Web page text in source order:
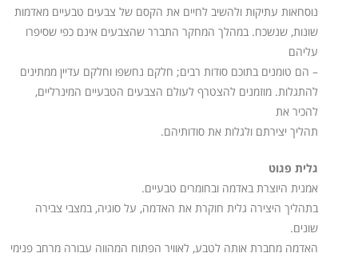
נוסחאות עתיקות ולהשיב לחיים את הקסם של צבעים טבעיים מאדמות
שונות, שנשכח. במהלך המחקר התברר שהצבעים אינם כפי שסיפרו
עליהם
– הם טומנים בתוכם סודות רבים; חלקם נחשפו וחלקם עדיין ממתינים
להתגלות. מוזמנים להצטרף לעולם הצבעים הטבעיים המינרליים,
להכיר את
תהליך יצירתם ולגלות את סודותיהם.
גלית פגוט
אמנית היוצרת באדמה ובחומרים טבעיים.
בתהליך היצירה גלית חוקרת את האדמה, על סוגיה, במצבי צבירה
שונים.
האדמה מחברת אותה לטבע, לאוויר הפתוח המהווה עבורה מרחב פנימי